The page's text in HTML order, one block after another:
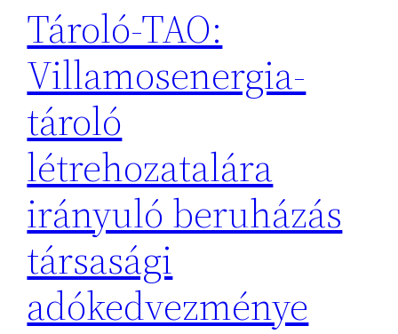
Tároló-TAO:
Villamosenergia-
tároló
létrehozatalára
irányuló beruházás
társasági
adókedvezménye